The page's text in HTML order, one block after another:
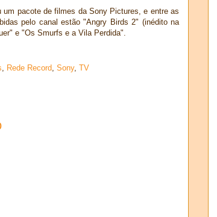
um pacote de filmes da Sony Pictures, e entre as
pelo canal estão "Angry Birds 2" (inédito na
e "Os Smurfs e a Vila Perdida".
, Rede Record, Sony, TV